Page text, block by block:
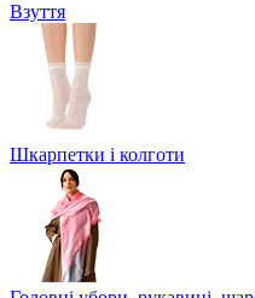
Взуття
Шкарпетки і колготи